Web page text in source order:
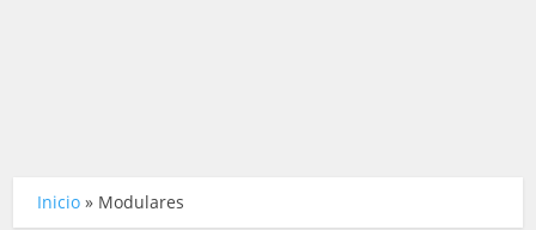
Inicio » Modulares